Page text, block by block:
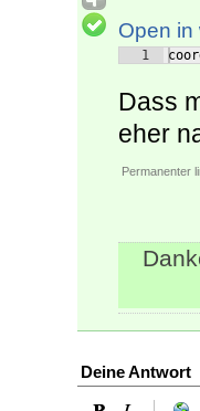
Open in
1
Dass
eher
Permanenter
Deine Antwort